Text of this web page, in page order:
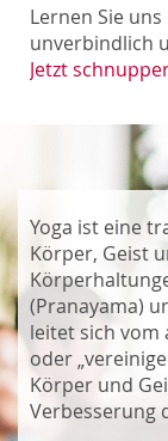
Lernen Sie
unverbindlich
Jetzt
Yoga ist eine
Körper, Geist
(Pranayama)
leitet sich vom
oder
Körper und
Verbesserung